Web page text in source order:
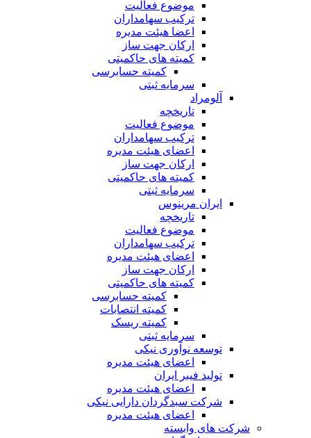
موضوع فعالیت
ترکیب سهامداران
اعضا هیئت مدیره
ارکان جهت ساز
کمیته های حاکمیتی
کمیته حسابرسی
سرمایه ثبتی
آلومراد
تاریخچه
موضوع فعالیت
ترکیب سهامداران
اعضای هیئت مدیره
ارکان جهت ساز
کمیته های حاکمیتی
سرمایه ثبتی
ایران مرینوس
تاریخچه
موضوع فعالیت
ترکیب سهامداران
اعضای هیئت مدیره
ارکان جهت ساز
کمیته های حاکمیتی
کمیته حسابرسی
کمیته انتصابات
کمیته ریسک
سرمایه ثبتی
توسعه نوآوری نیکی
اعضای هیئت مدیره
تولید فیبر ایران
اعضای هیئت مدیره
شرکت سبدگردان دارایی نیکی
اعضای هیئت مدیره
شرکت های وابسته